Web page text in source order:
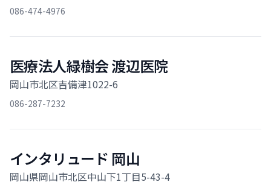
086-474-4976
医療法人緑樹会 渡辺医院
岡山市北区吉備津1022-6
086-287-7232
インタリュード 岡山
岡山県岡山市北区中山下1丁目5-43-4